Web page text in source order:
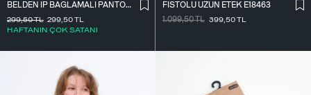
BELDEN İ̇P BAĞLAMALI PANTOLON PN16372-İ6
299,50TL
HAFTANIN ÇOK SATANI
299,50TL
FISTOLU UZUN ETEK E18463
1.099,50TL 399,50TL